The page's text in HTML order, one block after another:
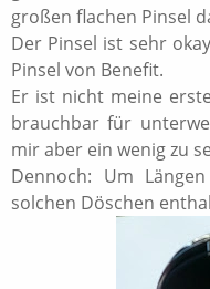
großen flachen Pinsel
Der Pinsel ist sehr
Pinsel von Benefit.
Er ist nicht meine
brauchbar für
mir aber ein wenig zu
Dennoch: Um
solchen Döschen